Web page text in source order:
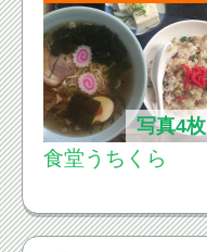
写真4枚
食堂うちくら